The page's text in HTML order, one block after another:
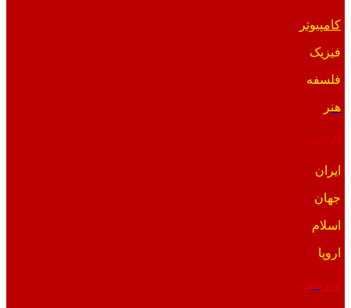
کامپیوتر
فیزیک
فلسفه
هنر
ایران
جهان
اسلام
اروپا
ورزشی